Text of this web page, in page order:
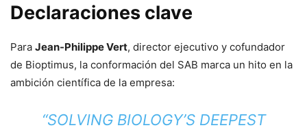
Declaraciones clave
Para Jean-Philippe Vert, director ejecutivo y cofundador
de Bioptimus, la conformación del SAB marca un hito en la
ambición científica de la empresa:
“SOLVING BIOLOGY’S DEEPEST